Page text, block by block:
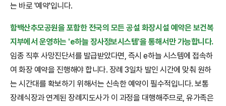
는 바로 '예약'입니다.
함백산추모공원을 포함한 전국의 모든 공설 화장시설 예약은 보건복
지부에서 운영하는 'e하늘 장사정보시스템'을 통해서만 가능합니다.
임종 직후 사망진단서를 발급받았다면, 즉시 e하늘 시스템에 접속하
여 화장 예약을 진행해야 합니다. 장례 3일차 발인 시간에 맞춰 원하
는 시간대를 확보하기 위해서는 신속한 예약이 필수적입니다. 보통
장례식장과 연계된 장례지도사가 이 과정을 대행해주므로, 유가족은